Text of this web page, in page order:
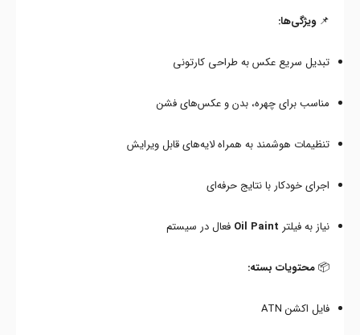
📌ویژگی‌ها:
تبدیل سریع عکس به طراحی کارتونی
مناسب برای چهره، بدن و عکس‌های فشن
تنظیمات هوشمند به همراه لایه‌های قابل ویرایش
اجرای خودکار با نتایج حرفه‌ای
نیاز به فیلتر Oil Paint فعال در سیستم
📦محتویات بسته:
فایل اکشن ATN